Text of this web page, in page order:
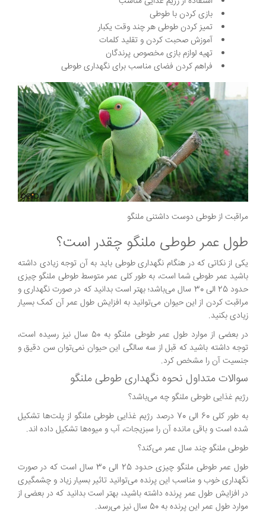
بازی کردن با طوطی
تمیز کردن طوطی هر چند وقت یکبار
آموزش صحبت کردن و تقلید کلمات
تهیه لوازم بازی مخصوص پرندگان
فراهم کردن فضای مناسب برای نگهداری طوطی
مراقبت از طوطی دوست داشتنی ملنگو
طول عمر طوطی ملنگو چقدر است؟
یکی از نکاتی که در هنگام نگهداری طوطی باید به آن توجه زیادی داشته
باشید عمر طوطی شما است، به طور کلی عمر متوسط طوطی ملنگو چیزی
حدود 25 الی 30 سال می‌باشد؛ بهتر است بدانید که در صورت نگهداری و
مراقبت کردن از این حیوان می‌توانید به افزایش طول عمر آن کمک بسیار
زیادی بکنید.
در بعضی از موارد طول عمر طوطی ملنگو به 50 سال نیز رسیده است،
توجه داشته باشید که قبل از سه سالگی این حیوان نمی‌توان سن دقیق و
جنسیت آن را مشخص کرد.
سوالات متداول نحوه نگهداری طوطی ملنگو
رژیم غذایی طوطی ملنگو چه می‌باشد؟
به طور کلی 60 الی 70 درصد رژیم غذایی طوطی ملنگو از پلت‌ها تشکیل
شده است و باقی مانده آن را سبزیجات، آب و میوه‌ها تشکیل داده اند.
طوطی ملنگو چند سال عمر می‌کند؟
طول عمر طوطی ملنگو چیزی حدود 25 الی 30 سال است که در صورت
نگهداری خوب و مناسب این پرنده می‌توانید تاثیر بسیار زیاد و چشمگیری
در افزایش طول عمر پرنده داشته باشید، بهتر است بدانید که در بعضی از
موارد طول عمر این پرنده به 50 سال نیز می‌رسد.